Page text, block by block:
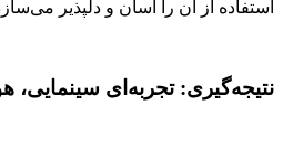
استفاده از آن را آسان و دلپذیر
نتیجه‌گیری: تجربه‌ای سینمایی،